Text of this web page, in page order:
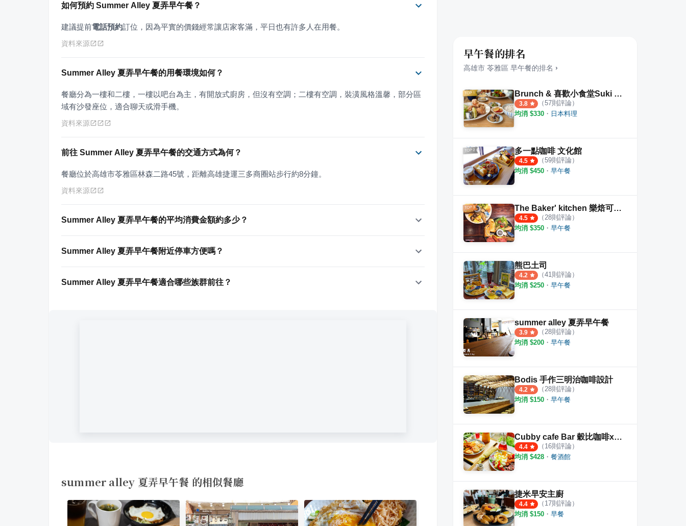
如何預約 Summer Alley 夏弄早午餐？
建議提前電話預約訂位，因為平實的價錢經常讓店家客滿，平日也有許多人在用餐。
資料來源
Summer Alley 夏弄早午餐的用餐環境如何？
餐廳分為一樓和二樓，一樓以吧台為主，有開放式廚房，但沒有空調；二樓有空調，裝潢風格溫馨，部分區
域有沙發座位，適合聊天或滑手機。
資料來源
前往 Summer Alley 夏弄早午餐的交通方式為何？
餐廳位於高雄市苓雅區林森二路45號，距離高雄捷運三多商圈站步行約8分鐘。
資料來源
Summer Alley 夏弄早午餐的平均消費金額約多少？
Summer Alley 夏弄早午餐附近停車方便嗎？
Summer Alley 夏弄早午餐適合哪些族群前往？
summer alley 夏弄早午餐 的相似餐廳
早午餐的排名
高雄市 苓雅區 早午餐的排名 ›
Brunch & 喜歡小食堂Suki Syokudou
3.8 （57則評論）
均消 $330 ・ 日本料理
多一點咖啡 文化館
4.5 （59則評論）
均消 $450 ・ 早午餐
The Baker' kitchen 樂焙可廚房
4.5 （28則評論）
均消 $350 ・ 早午餐
熊巴土司
4.2 （41則評論）
均消 $250 ・ 早午餐
summer alley 夏弄早午餐
3.9 （28則評論）
均消 $200 ・ 早午餐
Bodis 手作三明治咖啡設計
4.2 （28則評論）
均消 $150 ・ 早午餐
Cubby cafe Bar 穀比咖啡x餐酒
4.4 （ 16則評論）
均消 $428 ・ 餐酒館
捷米早安主廚
4.4 （ 17則評論）
均消 $150 ・ 早餐